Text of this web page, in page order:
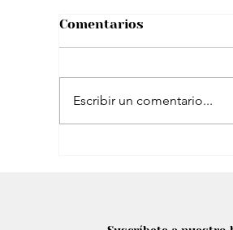
Comentarios
Escribir un comentario...